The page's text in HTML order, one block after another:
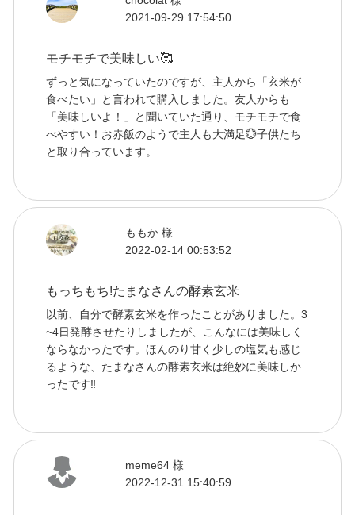
2021-09-29 17:54:50
モチモチで美味しい🥰
ずっと気になっていたのですが、主人から「玄米が
食べたい」と言われて購入しました。友人からも
「美味しいよ！」と聞いていた通り、モチモチで食
べやすい！お赤飯のようで主人も大満足💮子供たち
と取り合っています。
ももか 様
2022-02-14 00:53:52
もっちもち!たまなさんの酵素玄米
以前、自分で酵素玄米を作ったことがありました。3
~4日発酵させたりしましたが、こんなには美味しく
ならなかったです。ほんのり甘く少しの塩気も感じ
るような、たまなさんの酵素玄米は絶妙に美味しか
ったです‼
meme64 様
2022-12-31 15:40:59